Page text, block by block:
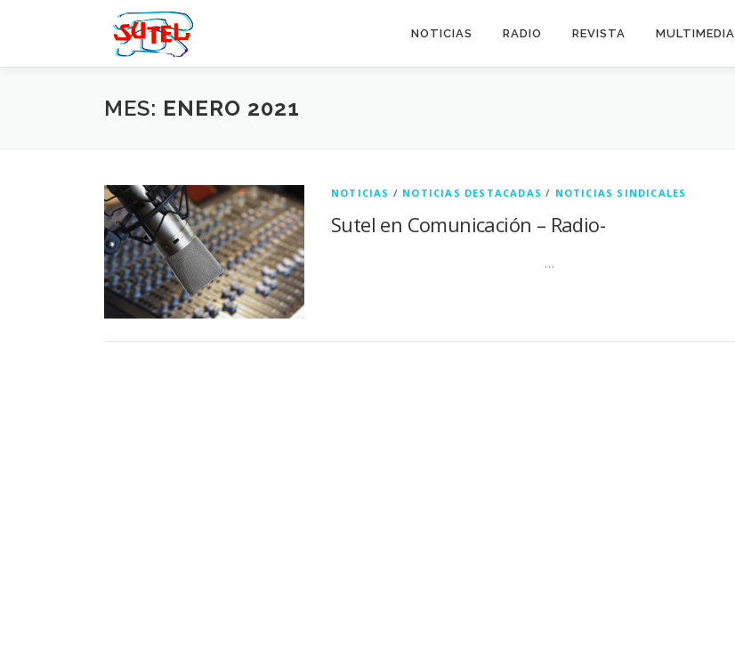
NOTICIAS RADIO REVISTA MULTIMEDIA
MES: ENERO 2021
NOTICIAS / NOTICIAS DESTACADAS / NOTICIAS SINDICALES
Sutel en Comunicación – Radio-
…